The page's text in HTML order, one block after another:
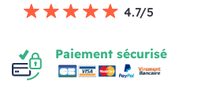
4.7/5
Paiement sécurisé